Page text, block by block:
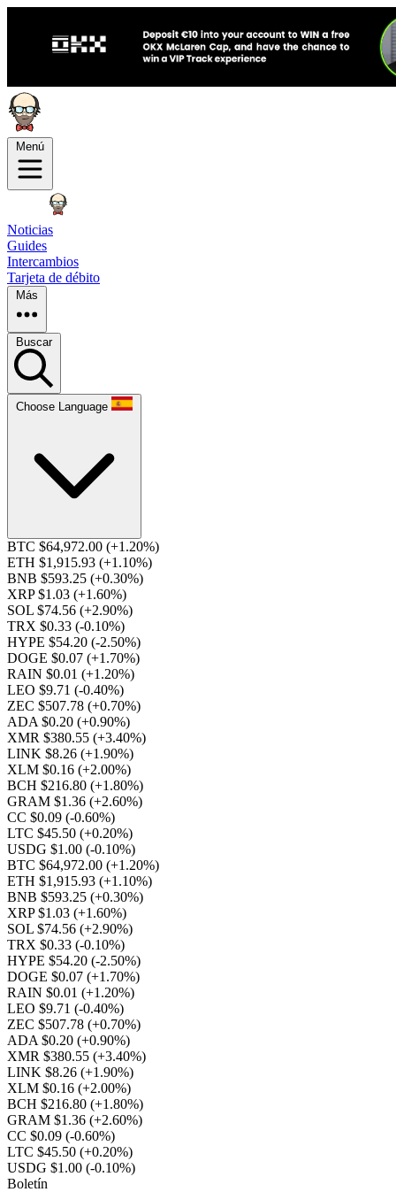
Menú
Noticias
Guides
Intercambios
Tarjeta de débito
Más
Buscar
Choose Language
BTC $64,972.00 (+1.20%)
ETH $1,915.93 (+1.10%)
BNB $593.25 (+0.30%)
XRP $1.03 (+1.60%)
SOL $74.56 (+2.90%)
TRX $0.33 (-0.10%)
HYPE $54.20 (-2.50%)
DOGE $0.07 (+1.70%)
RAIN $0.01 (+1.20%)
LEO $9.71 (-0.40%)
ZEC $507.78 (+0.70%)
ADA $0.20 (+0.90%)
XMR $380.55 (+3.40%)
LINK $8.26 (+1.90%)
XLM $0.16 (+2.00%)
BCH $216.80 (+1.80%)
GRAM $1.36 (+2.60%)
CC $0.09 (-0.60%)
LTC $45.50 (+0.20%)
USDG $1.00 (-0.10%)
BTC $64,972.00 (+1.20%)
ETH $1,915.93 (+1.10%)
BNB $593.25 (+0.30%)
XRP $1.03 (+1.60%)
SOL $74.56 (+2.90%)
TRX $0.33 (-0.10%)
HYPE $54.20 (-2.50%)
DOGE $0.07 (+1.70%)
RAIN $0.01 (+1.20%)
LEO $9.71 (-0.40%)
ZEC $507.78 (+0.70%)
ADA $0.20 (+0.90%)
XMR $380.55 (+3.40%)
LINK $8.26 (+1.90%)
XLM $0.16 (+2.00%)
BCH $216.80 (+1.80%)
GRAM $1.36 (+2.60%)
CC $0.09 (-0.60%)
LTC $45.50 (+0.20%)
USDG $1.00 (-0.10%)
Boletín